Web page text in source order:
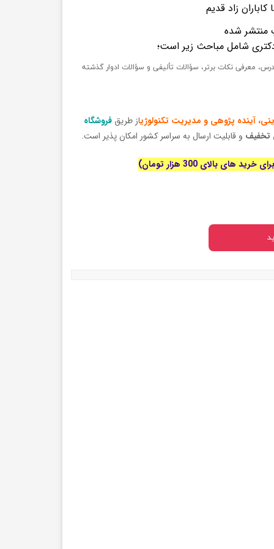
زاد قدیم
منتشر شده
شامل مباحث زیر است؛
معرفی نکات برتر، سؤالات تألیفی و سؤالات ادوار گذشته
آینده پژوهی و مدیریت تکنولوژیاز طریق فروشگاه
تخفیف و قابلیت ارسال به سراسر کشور امکان پذیر است.
های بالای 300 هزار تومان)